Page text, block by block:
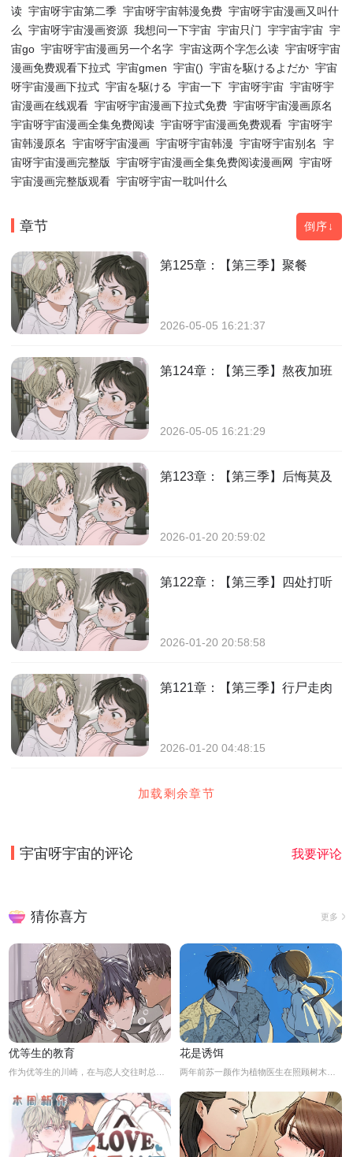
读 宇宙呀宇宙第二季 宇宙呀宇宙韩漫免费 宇宙呀宇宙漫画又叫什
么
宇宙呀宇宙漫画资源 我想问一下宇宙 宇宙只门 宇宇宙宇宙 宇
宙go 宇宙呀宇宙漫画另一个名字 宇宙这两个字怎么读 宇宙呀宇宙
漫画免费观看下拉式 宇宙gmen 宇宙() 宇宙を駆けるよだか 宇宙
呀宇宙漫画下拉式 宇宙を駆ける 宇宙一下 宇宙呀宇宙 宇宙呀宇
宙漫画在线观看 宇宙呀宇宙漫画下拉式免费 宇宙呀宇宙漫画原名
宇宙呀宇宙漫画全集免费阅读 宇宙呀宇宙漫画免费观看 宇宙呀宇
宙韩漫原名
宇宙呀宇宙漫画 宇宙呀宇宙韩漫 宇宙呀宇宙别名
宇
宙呀宇宙漫画完整版 宇宙呀宇宙漫画全集免费阅读漫画网
宇宙呀
宇宙漫画完整版观看 宇宙呀宇宙一耽叫什么
章节 倒序↓
第125章：【第三季】聚餐
2026-05-05 16:21:37
第124章：【第三季】熬夜加班
2026-05-05 16:21:29
第123章：【第三季】后悔莫及
2026-01-20 20:59:02
第122章：【第三季】四处打听
2026-01-20 20:58:58
第121章：【第三季】行尸走肉
2026-01-20 04:48:15
加载剩余章节
宇宙呀宇宙的评论 我要评论
猜你喜方 更多
优等生的教育 花是诱饵